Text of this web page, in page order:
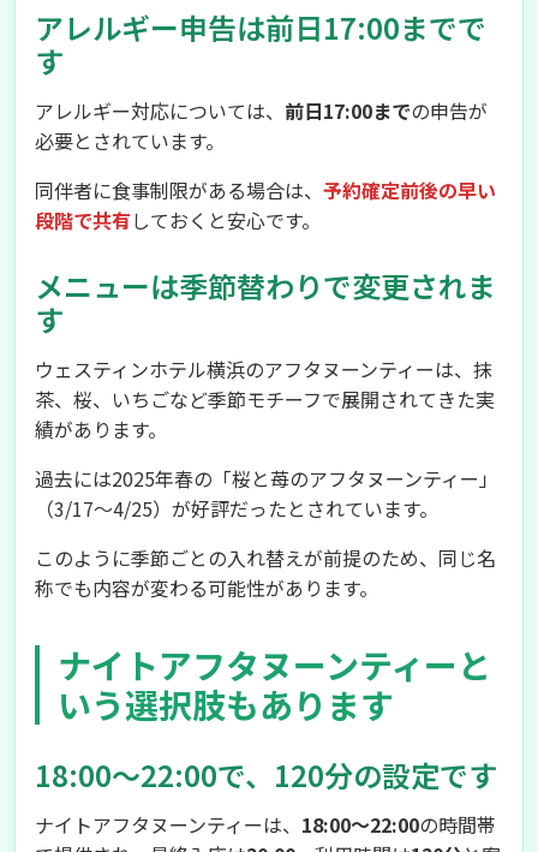
アレルギー申告は前日17:00までで
す
アレルギー対応については、 前日17:00までの申告が
必要とされています。
同伴者に食事制限がある場合は、 予約確定前後の早い
段階で共有しておくと安心です。
メニューは季節替わりで変更されま
す
ウェスティンホテル横浜のアフタヌーンティーは、抹
茶、桜、いちごなど季節モチーフで展開されてきた実
績があります。
過去には2025年春の「桜と苺のアフタヌーンティー」
（3/17〜4/25）が好評だったとされています。
このように季節ごとの入れ替えが前提のため、同じ名
称でも内容が変わる可能性があります。
ナイトアフタヌーンティーと
いう選択肢もあります
18:00〜22:00で、120分の設定です
ナイトアフタヌーンティーは、 18:00〜22:00の時間帯